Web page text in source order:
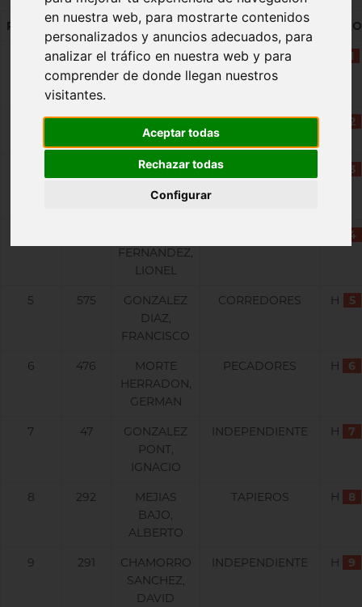
en nuestra web, para mostrarte contenidos
personalizados y anuncios adecuados, para
analizar el tráfico en nuestra web y para
comprender de donde llegan nuestros
visitantes.
Aceptar todas
Rechazar todas
Configurar
PUESTO DORS. NOMBRE CLUB SEXO
4
NOVALES
QUINTEIRO,
GO FIT ATHLETICS 1
730
MORCILLO,
JORGE
ECOSPORT 2
ESTEVEZ
LOSADA,
3
FERNANDEZ,
LIONEL
4
5 575
GONZALEZ
DIAZ,
FRANCISCO
CORREDORES H 5
6 476
MORTE
HERRADON,
GERMAN
PECADORES H 6
7 47
GONZALEZ
PONT,
IGNACIO
INDEPENDIENTE H 7
8 292
MEJIAS
BAJO,
ALBERTO
TAPIEROS H 8
9 291
CHAMORRO
SANCHEZ,
DAVID
INDEPENDIENTE H 9